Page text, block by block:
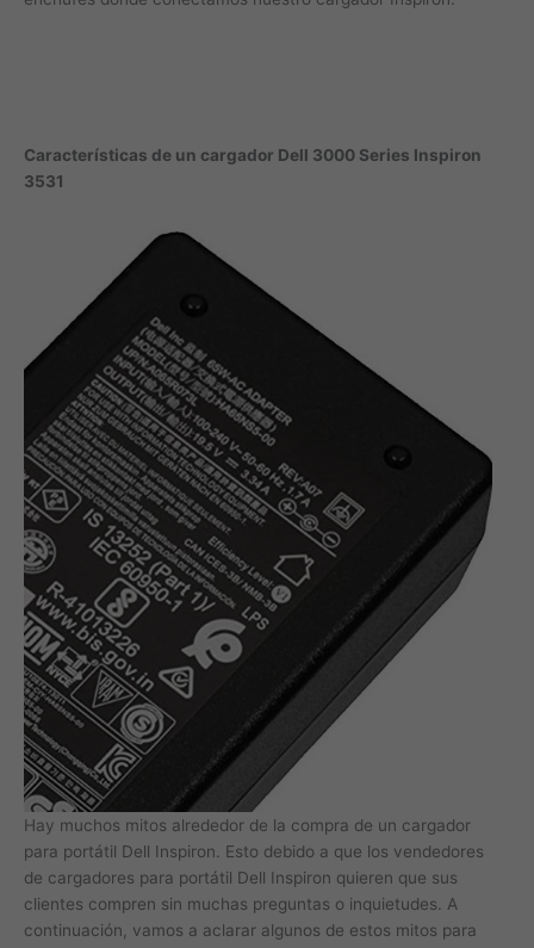
Características de un cargador Dell 3000 Series Inspiron
3531
Hay muchos mitos alrededor de la compra de un cargador
para portátil Dell Inspiron. Esto debido a que los vendedores
de cargadores para portátil Dell Inspiron quieren que sus
clientes compren sin muchas preguntas o inquietudes. A
continuación, vamos a aclarar algunos de estos mitos para